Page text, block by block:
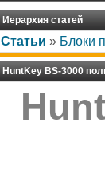
Иерархия статей
Статьи » Блоки
HuntKey BS-3000